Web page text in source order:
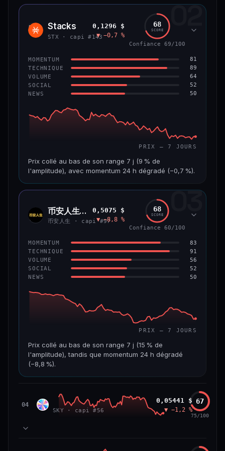
CAP. MARCHÉ VOLUME 24 H
VAR. 7 J VAR. 30 J
−9,9 %
VS ATH
−55,9 %
CONFIANCE 66/100
02
STX Stacks
STX · capi #143
0,1296 $
▼ −0,7 %
68
SCORE
Confiance 69/100
MOMENTUM 81
TECHNIQUE 89
VOLUME 64
SOCIAL 52
NEWS 50
PRIX — 7 JOURS
Prix collé au bas de son range 7 j (9 % de
l'amplitude), avec momentum 24 h dégradé (−0,7 %).
CAP. MARCHÉ VOLUME 24 H
VAR. 7 J VAR. 30 J
−22,2 %
VS ATH
−96,6 %
RANG CAPI.
#143
CONFIANCE 69/100
03
币安
人生
币安人生 (BinanceLife)
币安人生 · capi #97
0,5075 $
▼ −8,8 %
68
SCORE
Confiance 60/100
MOMENTUM 83
TECHNIQUE 91
VOLUME 56
SOCIAL 52
NEWS 50
PRIX — 7 JOURS
Prix collé au bas de son range 7 j (15 % de
l'amplitude), tandis que momentum 24 h dégradé
(−8,8 %).
508 M$ 8,7 M$
VAR. 7 J VAR. 30 J
04 SKY Sky
SKY · capi #56
0,05441 $
▼ −1,2 %
67
75/100
78